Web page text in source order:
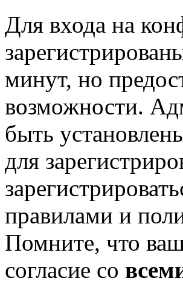
Для входа на
минут, но
возможности.
быть
для
правилами и
Помните, что
согласие со